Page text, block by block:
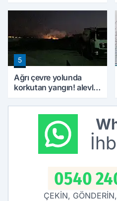
Şartları Değişti
5
Ağrı çevre yolunda
korkutan yangın! alevler
0540
ÇEKİN,